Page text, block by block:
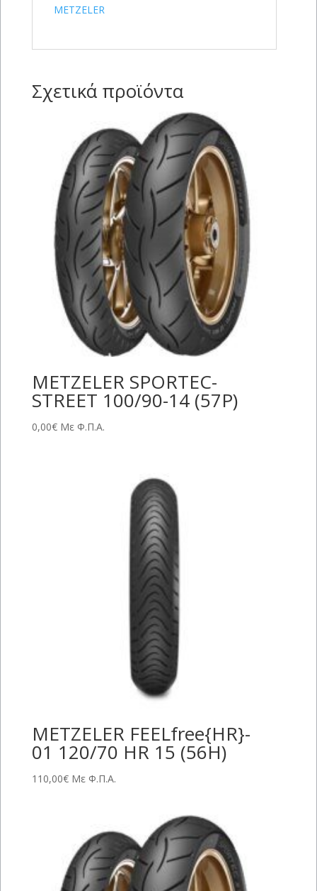
METZELER
Σχετικά προϊόντα
METZELER SPORTEC-
STREET 100/90-14 (57P)
0,00€ Με Φ.Π.Α.
METZELER FEELfree{HR}-
01 120/70 HR 15 (56H)
110,00€ Με Φ.Π.Α.